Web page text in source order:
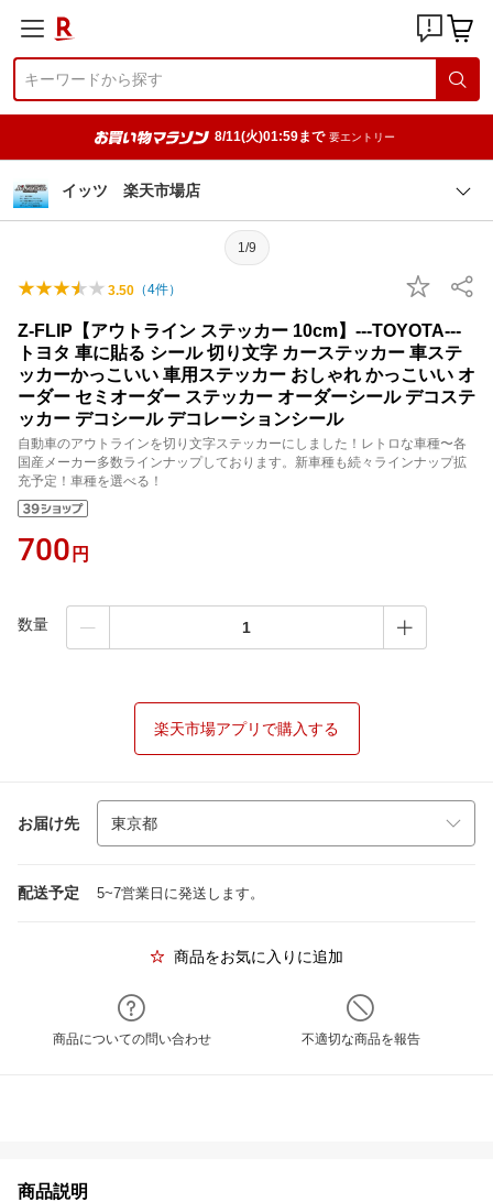
8/11(火)01:59まで 要エントリー
イッツ 楽天市場店
1/9
3.50 （4件）
Z-FLIP【アウトライン ステッカー 10cm】---TOYOTA---
トヨタ 車に貼る シール 切り文字 カーステッカー 車ステ
ッカーかっこいい 車用ステッカー おしゃれ かっこいい オ
ーダー セミオーダー ステッカー オーダーシール デコステ
ッカー デコシール デコレーションシール
自動車のアウトラインを切り文字ステッカーにしました！レトロな車種〜各
国産メーカー多数ラインナップしております。新車種も続々ラインナップ拡
充予定！車種を選べる！
700 円
数量
楽天市場アプリで購入する
お届け先
配送予定 5~7営業日に発送します。
商品をお気に入りに追加
商品についての問い合わせ 不適切な商品を報告
商品説明